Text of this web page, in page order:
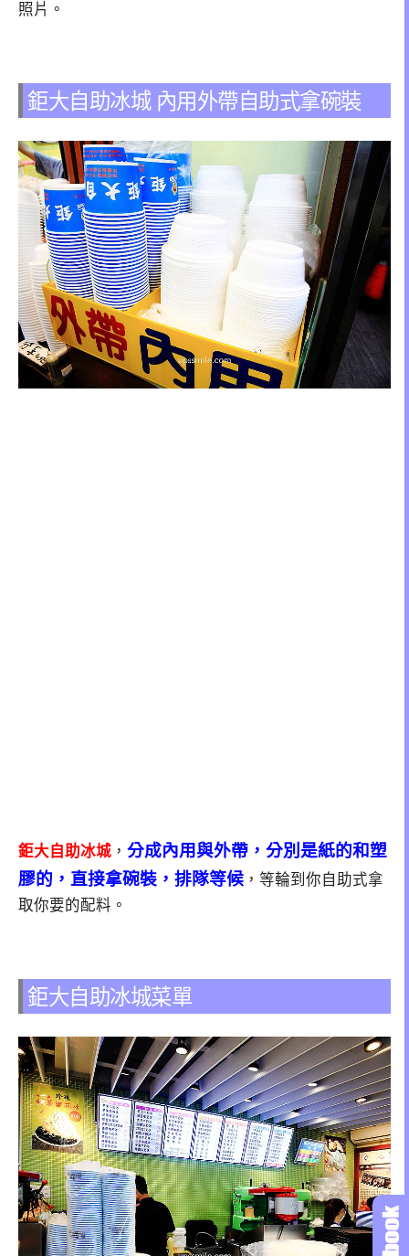
照片。
鉅大自助冰城 內用外帶自助式拿碗裝
鉅大自助冰城 ， 分成內用與外帶，分別是紙的和塑
膠的，直接拿碗裝，排隊等候 ，等輪到你自助式拿
取你要的配料。
鉅大自助冰城菜單